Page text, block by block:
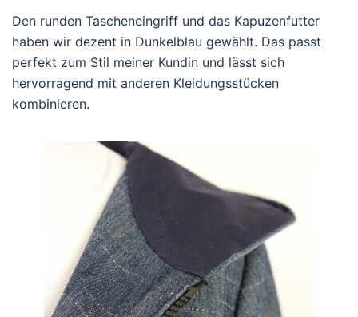
Den runden Tascheneingriff und das Kapuzenfutter
haben wir dezent in Dunkelblau gewählt. Das passt
perfekt zum Stil meiner Kundin und lässt sich
hervorragend mit anderen Kleidungsstücken
kombinieren.